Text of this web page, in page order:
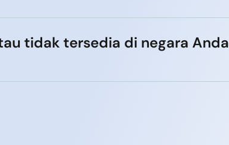
tidak tersedia di negara Anda